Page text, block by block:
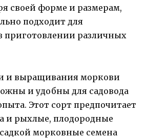
своей форме и размерам,
подходит для
приготовлении различных
и выращивания моркови
и удобны для садовода
Этот сорт предпочитает
и рыхлые, плодородные
морковные семена